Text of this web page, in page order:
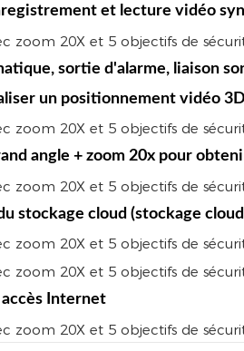
et lecture vidéo
sortie d'alarme, liaison
un positionnement vidéo
angle + zoom 20x pour
stockage cloud (stockage
accès Internet